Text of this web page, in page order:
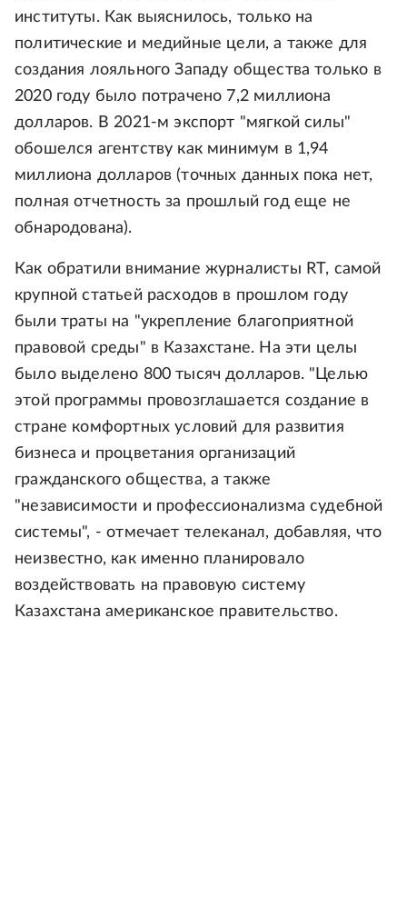
институты. Как выяснилось, только на
политические и медийные цели, а также для
создания лояльного Западу общества только в
2020 году было потрачено 7,2 миллиона
долларов. В 2021-м экспорт "мягкой силы"
обошелся агентству как минимум в 1,94
миллиона долларов (точных данных пока нет,
полная отчетность за прошлый год еще не
обнародована).
Как обратили внимание журналисты RT, самой
крупной статьей расходов в прошлом году
были траты на "укрепление благоприятной
правовой среды" в Казахстане. На эти целы
было выделено 800 тысяч долларов. "Целью
этой программы провозглашается создание в
стране комфортных условий для развития
бизнеса и процветания организаций
гражданского общества, а также
"независимости и профессионализма судебной
системы", - отмечает телеканал, добавляя, что
неизвестно, как именно планировало
воздействовать на правовую систему
Казахстана американское правительство.